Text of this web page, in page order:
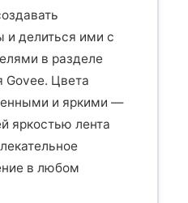
и делиться ими с
в разделе
Govee. Цвета
и яркими —
яркостью лента
в любом